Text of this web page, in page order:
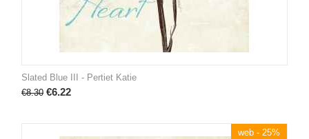
Slated Blue III - Pertiet Katie
€8.30 €6.22
web - 25%